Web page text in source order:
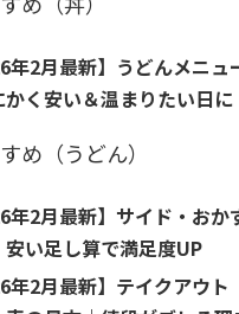
年2月最新】うどんメニュ
く安い＆温まりたい日に
め（うどん）
年2月最新】サイド・おか
い足し算で満足度UP
年2月最新】テイクアウト